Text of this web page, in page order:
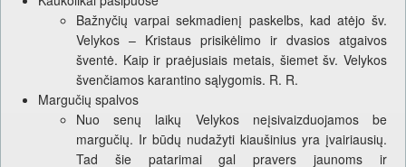
Bažnyčių varpai sekmadienį paskelbs, kad atėjo šv.
Velykos – Kristaus prisikėlimo ir dvasios atgaivos
šventė. Kaip ir praėjusiais metais, šiemet šv. Velykos
švenčiamos karantino sąlygomis. R. R.
Margučių spalvos
Nuo senų laikų Velykos neįsivaizduojamos be
margučių. Ir būdų nudažyti kiaušinius yra įvairiausių.
Tad šie patarimai gal pravers jaunoms ir